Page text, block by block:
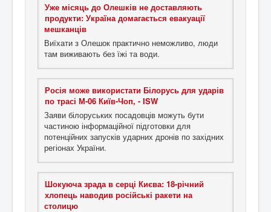
Уже місяць до Олешків не доставляють
продукти: Україна домагається евакуації
мешканців
Виїхати з Олешок практично неможливо, люди
там виживають без їжі та води.
Росія може використати Білорусь для ударів
по трасі М-06 Київ-Чоп, - ISW
Заяви білоруських посадовців можуть бути
частиною інформаційної підготовки для
потенційних запусків ударних дронів по західних
регіонах України.
Шокуюча зрада в серці Києва: 18-річний
хлопець наводив російські ракети на
столицю